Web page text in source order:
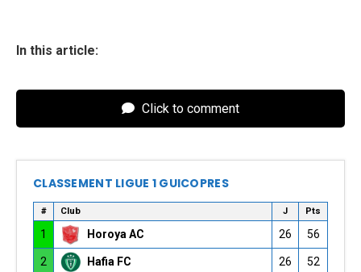
In this article:
Click to comment
CLASSEMENT LIGUE 1 GUICOPRES
# Club J Pts
1 Horoya AC 26 56
2 Hafia FC 26 52